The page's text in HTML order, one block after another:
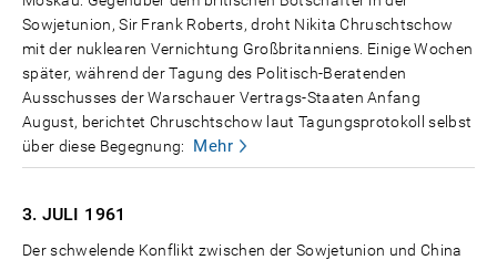
Sowjetunion, Sir Frank Roberts, droht Nikita Chruschtschow
mit der nuklearen Vernichtung Großbritanniens. Einige Wochen
später, während der Tagung des Politisch-Beratenden
Ausschusses der Warschauer Vertrags-Staaten Anfang
August, berichtet Chruschtschow laut Tagungsprotokoll selbst
über diese Begegnung:
Mehr
3. JULI 1961
Der schwelende Konflikt zwischen der Sowjetunion und China